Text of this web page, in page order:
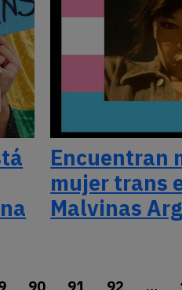
Encuentran
mujer trans
Malvinas